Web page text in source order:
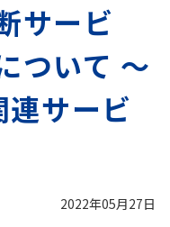
サービ
ついて ～
サービ
2022年05月27日